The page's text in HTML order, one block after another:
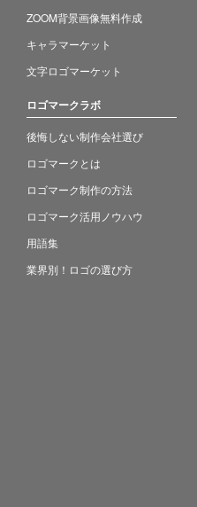
ZOOM背景画像無料作成
キャラマーケット
文字ロゴマーケット
ロゴマークラボ
後悔しない制作会社選び
ロゴマークとは
ロゴマーク制作の方法
ロゴマーク活用ノウハウ
用語集
業界別！ロゴの選び方